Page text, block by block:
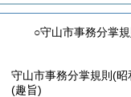
○守山市事務分掌規
守山市事務分掌規則(昭
(趣旨)